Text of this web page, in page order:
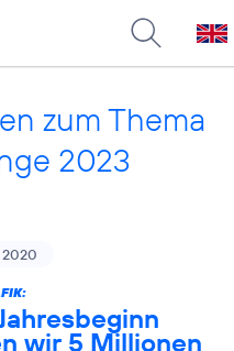
zum Thema
2023
2020
wir 5 Millionen